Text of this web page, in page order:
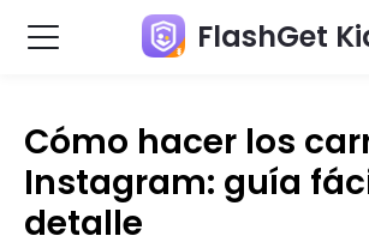
FlashGet
Cómo hacer los
Instagram: guía
detalle